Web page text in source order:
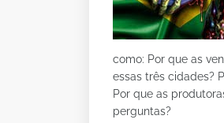
como: Por que as
essas três cidades?
Por que as
perguntas?